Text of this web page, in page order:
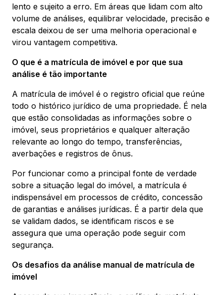
lento e sujeito a erro. Em áreas que lidam com alto
volume de análises, equilibrar velocidade, precisão e
escala deixou de ser uma melhoria operacional e
virou vantagem competitiva.
O que é a matrícula de imóvel e por que sua
análise é tão importante
A matrícula de imóvel é o registro oficial que reúne
todo o histórico jurídico de uma propriedade. É nela
que estão consolidadas as informações sobre o
imóvel, seus proprietários e qualquer alteração
relevante ao longo do tempo, transferências,
averbações e registros de ônus.
Por funcionar como a principal fonte de verdade
sobre a situação legal do imóvel, a matrícula é
indispensável em processos de crédito, concessão
de garantias e análises jurídicas. É a partir dela que
se validam dados, se identificam riscos e se
assegura que uma operação pode seguir com
segurança.
Os desafios da análise manual de matrícula de
imóvel